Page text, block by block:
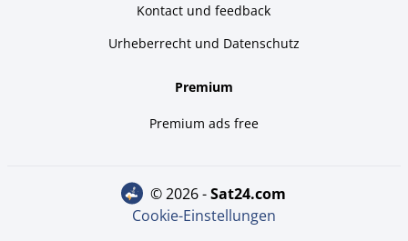
Kontact und feedback
Urheberrecht und Datenschutz
Premium
Premium ads free
© 2026 - sat24.com
Cookie-Einstellungen